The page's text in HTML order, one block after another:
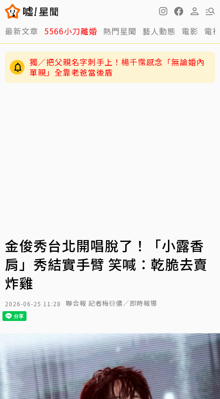
最新文章 5566小刀離婚 熱門星聞 藝人動態 電影 電
獨／把父親名字刺手上！楊千霈感念「無論婚內
單親」全靠老爸當後盾
金俊秀台北開唱脫了！「小露香
肩」秀結實手臂 笑喊：乾脆去賣
炸雞
2026-06-25 11:28 聯合報 記者梅衍儂／即時報導